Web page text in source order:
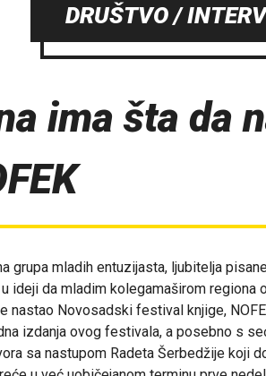
DRUŠTVO /
ima šta da
grupa mladih entuzijasta, ljubitelja
ideji da mladim kolegamaširom regiona
nastao Novosadski festival knjige,
izdanja ovog festivala, a posebno s
sa nastupom Radeta Šerbedžije koji